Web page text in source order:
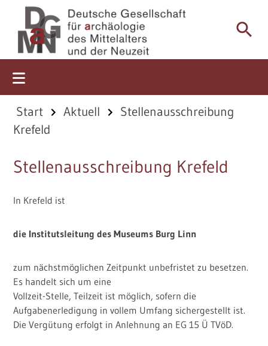
Start
Über uns
Mitgliedschaft
Tagungen
Kontakt
Impressum und Datenschutz
Start Aktuell
Stellenausschreibung
Krefeld
Stellenausschreibung Krefeld
In Krefeld ist
die Institutsleitung des Museums Burg Linn
zum nächstmöglichen Zeitpunkt unbefristet zu besetzen.
Es handelt sich um eine
Vollzeit-Stelle, Teilzeit ist möglich, sofern die
Aufgabenerledigung in vollem Umfang sichergestellt ist.
Die Vergütung erfolgt in Anlehnung an EG 15 Ü TVöD.